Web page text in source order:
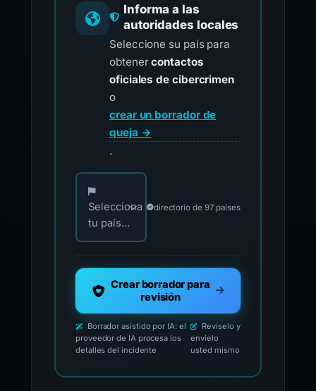
Informa a las
autoridades locales
Seleccione su país para
obtenercontactos
oficiales de cibercrimen
o
crear un borrador de
queja →
.
Elija su país para los contactos oficiales de
Selecciona
tu país...
directorio de 97 países
Crear borrador para
revisión
Borrador asistido por IA: el
proveedor de IA procesa los
detalles del incidente
Revíselo y
envíelo
usted mismo